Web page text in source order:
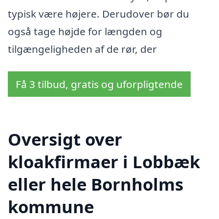
typisk være højere. Derudover bør du
også tage højde for længden og
tilgængeligheden af de rør, der
Få 3 tilbud, gratis og uforpligtende
Oversigt over
kloakfirmaer i Lobbæk
eller hele Bornholms
kommune